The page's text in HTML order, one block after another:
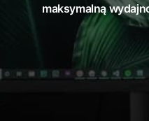
maksymalną